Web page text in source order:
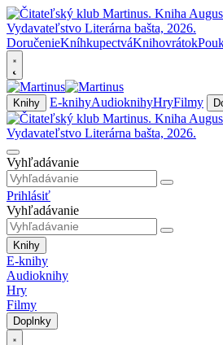
DoručenieKníhkupectváKnihovrátok
Knihy E-knihyAudioknihyHryFilmy
Vyhľadávanie
Prihlásiť
Vyhľadávanie
Knihy
E-knihy
Audioknihy
Hry
Filmy
Doplnky